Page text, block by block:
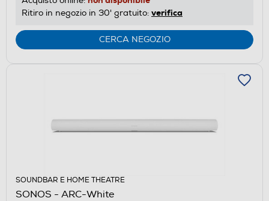
Ritiro in negozio in 30' gratuito: verifica
CERCA NEGOZIO
SOUNDBAR E HOME THEATRE
SONOS - ARC-White